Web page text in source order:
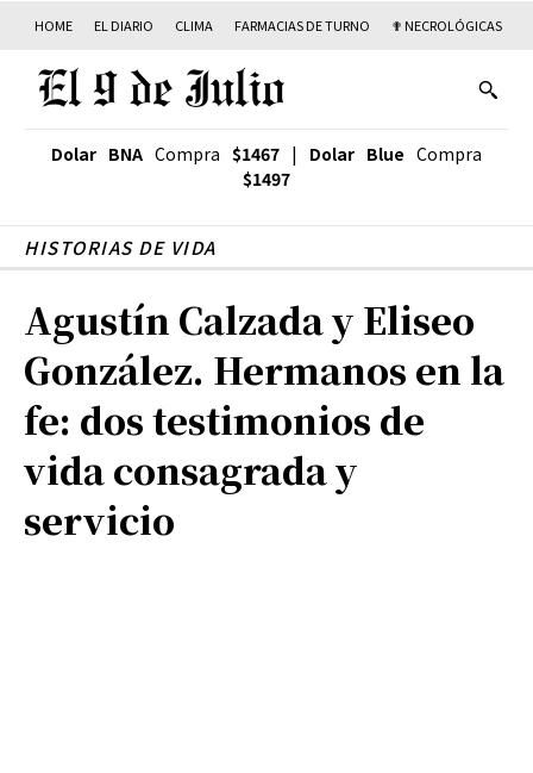
HOME EL DIARIO CLIMA FARMACIAS DE TURNO ✟ NECROLÓGICAS
Dolar BNA Compra $1467 | Dolar Blue Compra
$1497
HISTORIAS DE VIDA
Agustín Calzada y Eliseo
González. Hermanos en la
fe: dos testimonios de
vida consagrada y
servicio